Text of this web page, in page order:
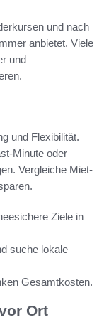
und nach
anbietet. Viele
und
und Flexibilität.
Minute oder
Vergleiche Miet-
Ziele in
suche lokale
Gesamtkosten.
Ort